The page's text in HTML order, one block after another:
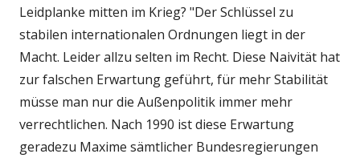
Leidplanke mitten im Krieg? "Der Schlüssel zu
stabilen internationalen Ordnungen liegt in der
Macht. Leider allzu selten im Recht. Diese Naivität hat
zur falschen Erwartung geführt, für mehr Stabilität
müsse man nur die Außenpolitik immer mehr
verrechtlichen. Nach 1990 ist diese Erwartung
geradezu Maxime sämtlicher Bundesregierungen